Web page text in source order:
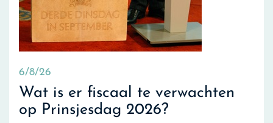
6/8/26
Wat is er fiscaal te verwachten
op Prinsjesdag 2026?